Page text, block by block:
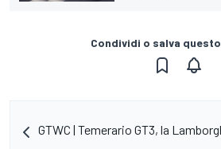
Condividi o salva
GTWC | Temerario GT3, la